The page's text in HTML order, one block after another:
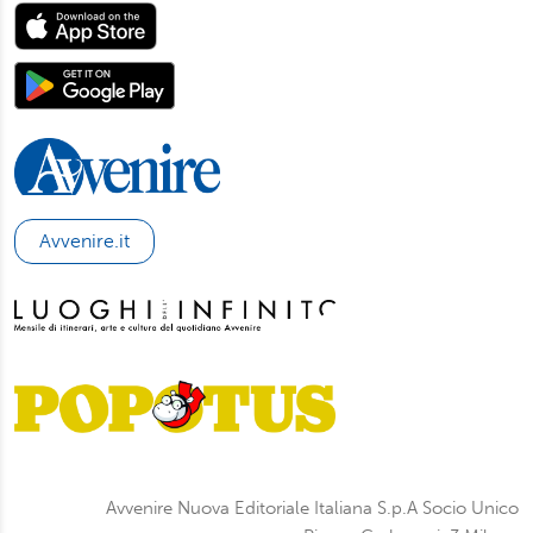
Avvenire.it
Avvenire Nuova Editoriale Italiana S.p.A Socio Unico